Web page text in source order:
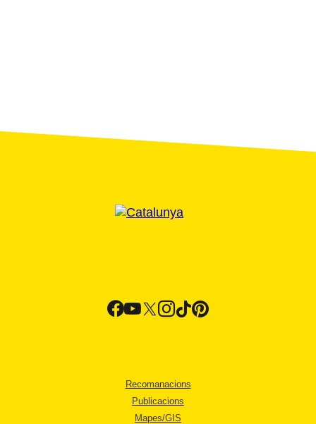
Recomanacions
Publicacions
Mapes/GIS